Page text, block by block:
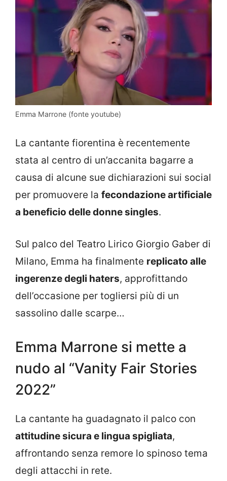
Emma Marrone (fonte youtube)
La cantante fiorentina è recentemente
stata al centro di un’accanita bagarre a
causa di alcune sue dichiarazioni sui social
per promuovere la fecondazione artificiale
a beneficio delle donne singles.
Sul palco del Teatro Lirico Giorgio Gaber di
Milano, Emma ha finalmente replicato alle
ingerenze degli haters, approfittando
dell’occasione per togliersi più di un
sassolino dalle scarpe…
Emma Marrone si mette a
nudo al “Vanity Fair Stories
2022”
La cantante ha guadagnato il palco con
attitudine sicura e lingua spigliata,
affrontando senza remore lo spinoso tema
degli attacchi in rete.